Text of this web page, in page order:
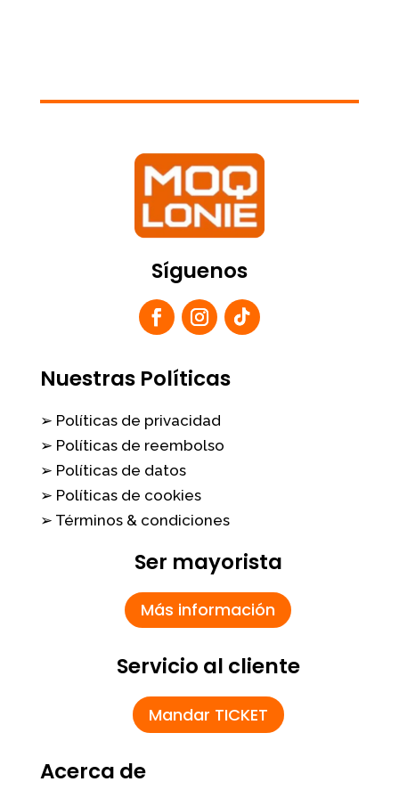
Síguenos
Nuestras Políticas
➢ Políticas de privacidad
➢ Políticas de reembolso
➢ Políticas de datos
➢ Políticas de cookies
➢ Términos & condiciones
Ser mayorista
Más información
Servicio al cliente
Mandar TICKET
Acerca de